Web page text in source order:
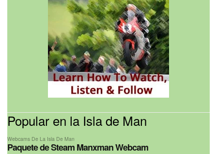
Popular en la Isla de Man
Webcams De La Isla De Man
Paquete de Steam Manxman Webcam